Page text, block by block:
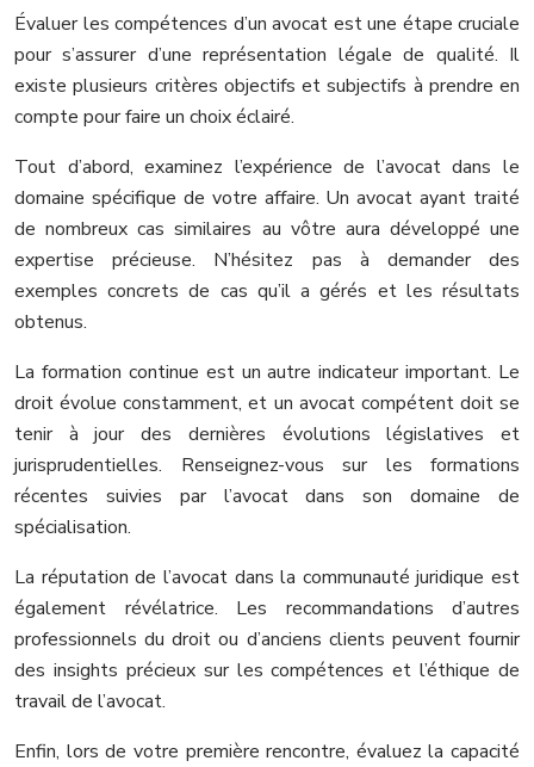
Évaluer les compétences d’un avocat est une étape cruciale
pour s’assurer d’une représentation légale de qualité. Il
existe plusieurs critères objectifs et subjectifs à prendre en
compte pour faire un choix éclairé.
Tout d’abord, examinez l’expérience de l’avocat dans le
domaine spécifique de votre affaire. Un avocat ayant traité
de nombreux cas similaires au vôtre aura développé une
expertise précieuse. N’hésitez pas à demander des
exemples concrets de cas qu’il a gérés et les résultats
obtenus.
La formation continue est un autre indicateur important. Le
droit évolue constamment, et un avocat compétent doit se
tenir à jour des dernières évolutions législatives et
jurisprudentielles. Renseignez-vous sur les formations
récentes suivies par l’avocat dans son domaine de
spécialisation.
La réputation de l’avocat dans la communauté juridique est
également révélatrice. Les recommandations d’autres
professionnels du droit ou d’anciens clients peuvent fournir
des insights précieux sur les compétences et l’éthique de
travail de l’avocat.
Enfin, lors de votre première rencontre, évaluez la capacité